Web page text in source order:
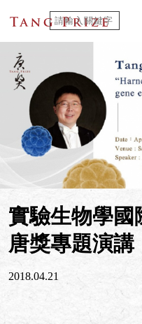
實驗生物學國
唐獎專題演講
2018.04.21